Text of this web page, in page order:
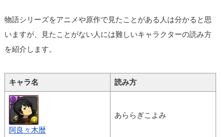
物語シリーズをアニメや原作で見たことがある人は分かると思
いますが、見たことがない人には難しいキャラクターの読み方
を紹介します。
キャラ名 読み方
阿良々木暦
あららぎこよみ